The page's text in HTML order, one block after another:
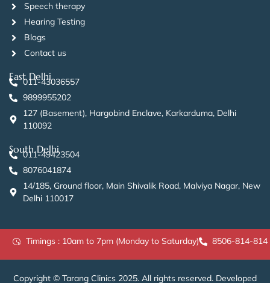
Speech therapy
Hearing Testing
Blogs
Contact us
East Delhi
011-43036557
9899955202
127 (Basement), Hargobind Enclave, Karkarduma, Delhi
110092
South Delhi
011-49423504
8076041874
14/185, Ground floor, Main Shivalik Road, Malviya Nagar, New
Delhi 110017
Timings : 10am to 7pm (Monday to Saturday) 8506-814-814
Copyright © Tarang Clinics 2025. All rights reserved. Developed